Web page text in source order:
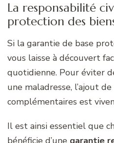
La responsabilité
protection des
Si la garantie de base
vous laisse à découvert
quotidienne. Pour éviter
une maladresse, l’ajout
complémentaires est
Il est ainsi essentiel que